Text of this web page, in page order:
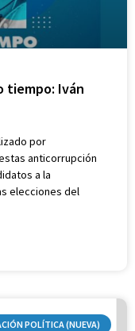
tiempo: Iván
por
anticorrupción
a la
elecciones del
POLÍTICA (NUEVA)